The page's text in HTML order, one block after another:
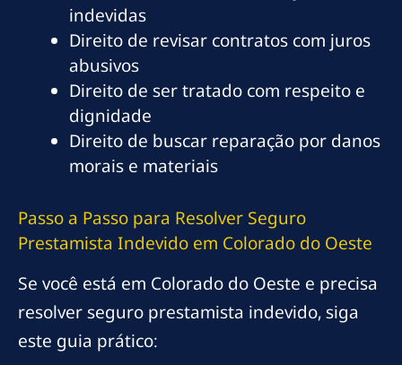
indevidas
Direito de revisar contratos com juros
abusivos
Direito de ser tratado com respeito e
dignidade
Direito de buscar reparação por danos
morais e materiais
Passo a Passo para Resolver Seguro
Prestamista Indevido em Colorado do Oeste
Se você está em Colorado do Oeste e precisa
resolver seguro prestamista indevido, siga
este guia prático: